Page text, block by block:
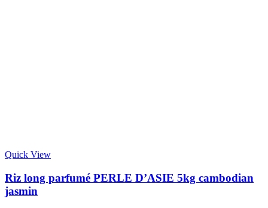
Quick View
Riz long parfumé PERLE D’ASIE 5kg cambodian
jasmin